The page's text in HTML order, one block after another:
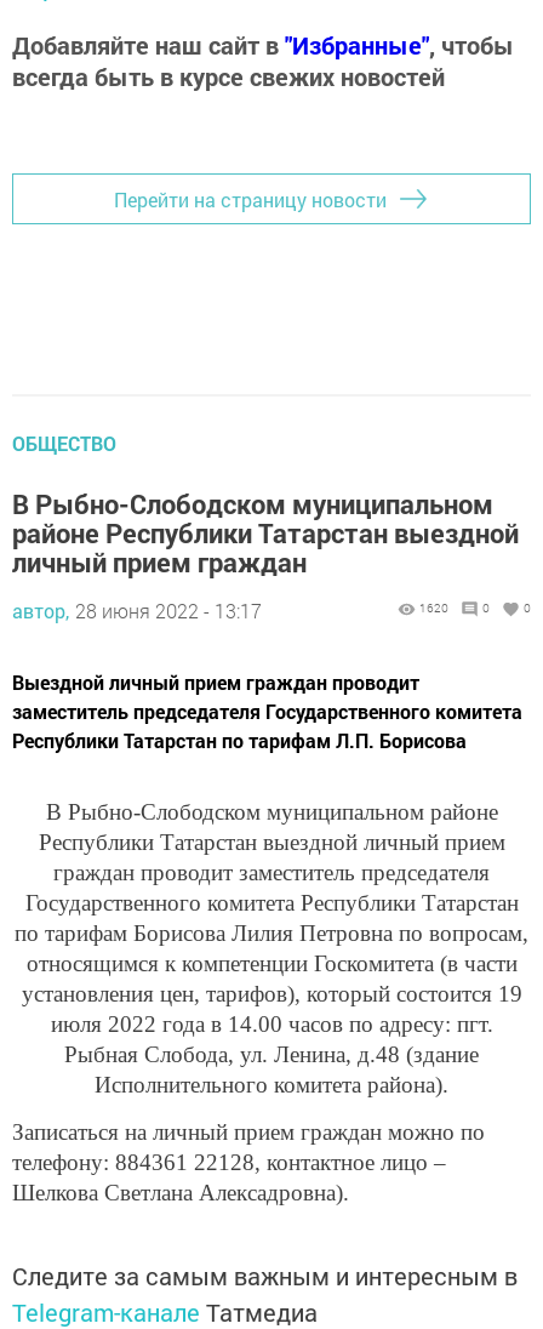
Добавляйте наш сайт в"Избранные", чтобы
всегда быть в курсе свежих новостей
Перейти на страницу новости
ОБЩЕСТВО
В Рыбно-Слободском муниципальном
районе Республики Татарстан выездной
личный прием граждан
автор, 28 июня 2022 - 13:17 1620 0 0
Выездной личный прием граждан проводит
заместитель председателя Государственного комитета
Республики Татарстан по тарифам Л.П. Борисова
В Рыбно-Слободском муниципальном районе
Республики Татарстан выездной личный прием
граждан проводит заместитель председателя
Государственного комитета Республики Татарстан
по тарифам Борисова Лилия Петровна по вопросам,
относящимся к компетенции Госкомитета (в части
установления цен, тарифов), который состоится 19
июля 2022 года в 14.00 часов по адресу: пгт.
Рыбная Слобода, ул. Ленина, д.48 (здание
Исполнительного комитета района).
Записаться на личный прием граждан можно по
телефону: 884361 22128, контактное лицо –
Шелкова Светлана Алексадровна).
Следите за самым важным и интересным в
Telegram-канале Татмедиа